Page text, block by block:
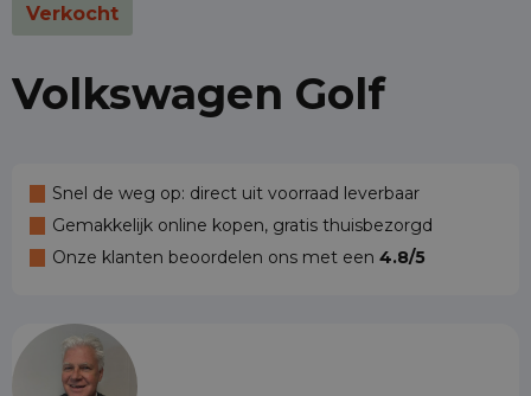
Verkocht
Volkswagen Golf
Snel de weg op: direct uit voorraad leverbaar
Gemakkelijk online kopen, gratis thuisbezorgd
Onze klanten beoordelen ons met een 4.8/5